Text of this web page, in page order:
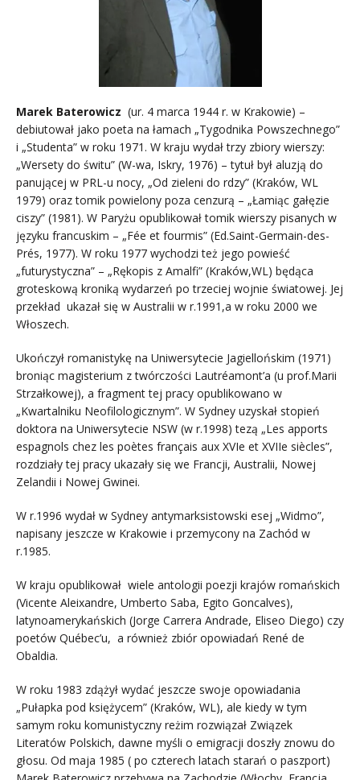
Marek Baterowicz (ur. 4 marca 1944 r. w Krakowie) –
debiutował jako poeta na łamach „Tygodnika Powszechnego”
i „Studenta” w roku 1971. W kraju wydał trzy zbiory wierszy:
„Wersety do świtu” (W-wa, Iskry, 1976) – tytuł był aluzją do
panującej w PRL-u nocy, „Od zieleni do rdzy” (Kraków, WL
1979) oraz tomik powielony poza cenzurą – „Łamiąc gałęzie
ciszy” (1981). W Paryżu opublikował tomik wierszy pisanych w
języku francuskim – „Fée et fourmis” (Ed.Saint-Germain-des-
Prés, 1977). W roku 1977 wychodzi też jego powieść
„futurystyczna” – „Rękopis z Amalfi” (Kraków,WL) będąca
groteskową kroniką wydarzeń po trzeciej wojnie światowej. Jej
przekład ukazał się w Australii w r.1991,a w roku 2000 we
Włoszech.
Ukończył romanistykę na Uniwersytecie Jagiellońskim (1971)
broniąc magisterium z twórczości Lautréamont’a (u prof.Marii
Strzałkowej), a fragment tej pracy opublikowano w
„Kwartalniku Neofilologicznym”. W Sydney uzyskał stopień
doktora na Uniwersytecie NSW (w r.1998) tezą „Les apports
espagnols chez les poètes français aux XVIe et XVIIe siècles”,
rozdziały tej pracy ukazały się we Francji, Australii, Nowej
Zelandii i Nowej Gwinei.
W r.1996 wydał w Sydney antymarksistowski esej „Widmo”,
napisany jeszcze w Krakowie i przemycony na Zachód w
r.1985.
W kraju opublikował wiele antologii poezji krajów romańskich
(Vicente Aleixandre, Umberto Saba, Egito Goncalves),
latynoamerykańskich (Jorge Carrera Andrade, Eliseo Diego) czy
poetów Québec’u, a również zbiór opowiadań René de
Obaldia.
W roku 1983 zdążył wydać jeszcze swoje opowiadania
„Pułapka pod księżycem” (Kraków, WL), ale kiedy w tym
samym roku komunistyczny reżim rozwiązał Związek
Literatów Polskich, dawne myśli o emigracji doszły znowu do
głosu. Od maja 1985 ( po czterech latach starań o paszport)